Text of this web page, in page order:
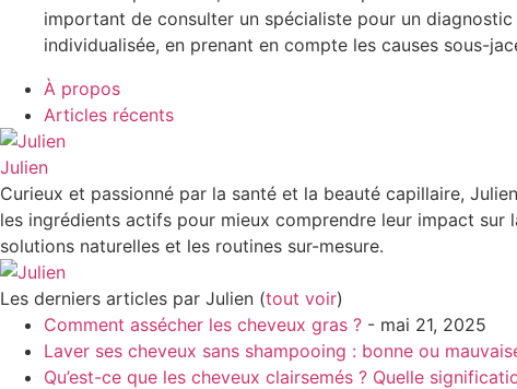
important de consulter un spécialiste pour un
individualisée, en prenant en compte les causes sous-
À propos
Articles récents
Julien
Curieux et passionné par la santé et la beauté capillaire,
les ingrédients actifs pour mieux comprendre leur impact
solutions naturelles et les routines sur-mesure.
Les derniers articles par Julien (tout voir)
Comment assécher les cheveux gras ? - mai 21, 2025
Laver ses cheveux sans shampooing : bonne ou
Qu’est-ce que les cheveux clairsemés ? Quelle